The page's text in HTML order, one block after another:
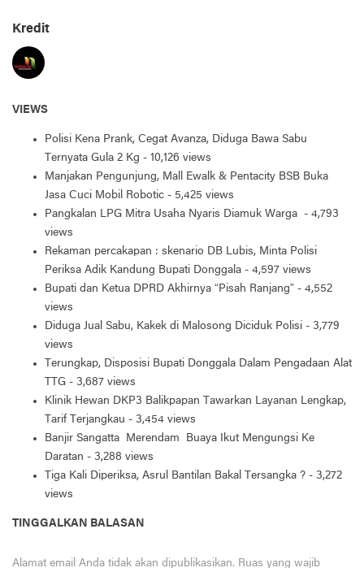
Kredit
VIEWS
Polisi Kena Prank, Cegat Avanza, Diduga Bawa Sabu
Ternyata Gula 2 Kg - 10,126 views
Manjakan Pengunjung, Mall Ewalk & Pentacity BSB Buka
Jasa Cuci Mobil Robotic - 5,425 views
Pangkalan LPG Mitra Usaha Nyaris Diamuk Warga - 4,793
views
Rekaman percakapan : skenario DB Lubis, Minta Polisi
Periksa Adik Kandung Bupati Donggala - 4,597 views
Bupati dan Ketua DPRD Akhirnya “Pisah Ranjang” - 4,552
views
Diduga Jual Sabu, Kakek di Malosong Diciduk Polisi - 3,779
views
Terungkap, Disposisi Bupati Donggala Dalam Pengadaan Alat
TTG - 3,687 views
Klinik Hewan DKP3 Balikpapan Tawarkan Layanan Lengkap,
Tarif Terjangkau - 3,454 views
Banjir Sangatta Merendam Buaya Ikut Mengungsi Ke
Daratan - 3,288 views
Tiga Kali Diperiksa, Asrul Bantilan Bakal Tersangka ? - 3,272
views
TINGGALKAN BALASAN
Alamat email Anda tidak akan dipublikasikan. Ruas yang wajib